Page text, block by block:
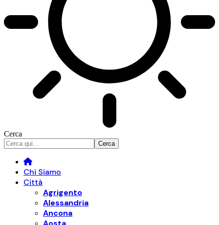
Cerca
Chi Siamo
Città
Agrigento
Alessandria
Ancona